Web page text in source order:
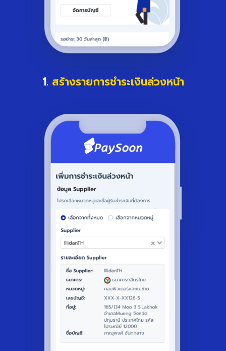
1. สร้างรายการชำระเงินล่วงหน้า